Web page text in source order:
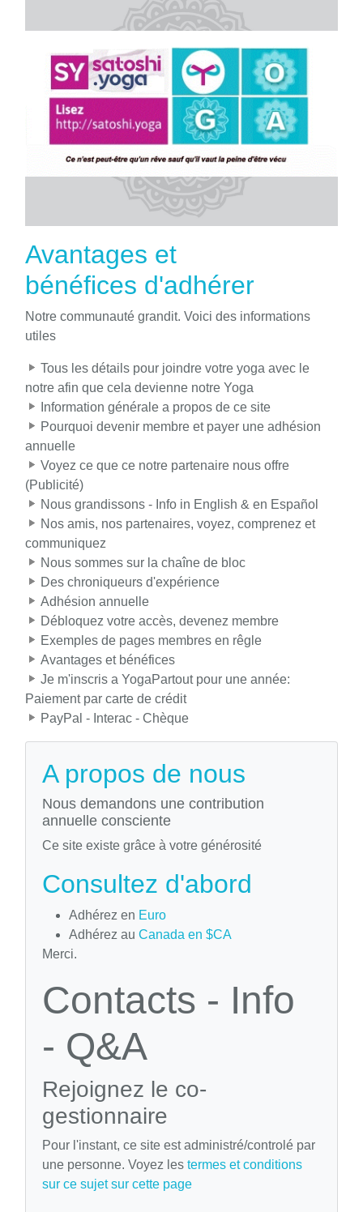
Avantages et
bénéfices d'adhérer
Notre communauté grandit. Voici des informations
utiles
Tous les détails pour joindre votre yoga avec le
notre afin que cela devienne notre Yoga
Information générale a propos de ce site
Pourquoi devenir membre et payer une adhésion
annuelle
Voyez ce que ce notre partenaire nous offre
(Publicité)
Nous grandissons - Info in English & en Español
Nos amis, nos partenaires, voyez, comprenez et
communiquez
Nous sommes sur la chaîne de bloc
Des chroniqueurs d'expérience
Adhésion annuelle
Débloquez votre accès, devenez membre
Exemples de pages membres en rêgle
Avantages et bénéfices
Je m'inscris a YogaPartout pour une année:
Paiement par carte de crédit
PayPal - Interac - Chèque
A propos de nous
Nous demandons une contribution
annuelle consciente
Ce site existe grâce à votre générosité
Consultez d'abord
Adhérez en Euro
Adhérez au Canada en $CA
Merci.
Contacts - Info
- Q&A
Rejoignez le co-
gestionnaire
Pour l'instant, ce site est administré/controlé par
une personne. Voyez les termes et conditions
sur ce sujet sur cette page